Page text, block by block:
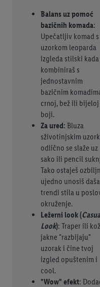
Balans uz pomoć
bazičnih komada:
Upečatljiv komad s
uzorkom leoparda
izgleda stilski
kombiniraš s
jednostavnim
bazičnim
crnoj, bež ili bijeloj
boji.
Za ured: Bluza
sživotinjskim
odlično se slaže uz
sako ili pencil
Tako ostaješ
ujedno unosiš
trendi stila u
okruženje.
Ležerni look (
Look): Traper ili
jakne "razbijaju"
uzorak i čine tvoj
izgled opuštenim i
cool.
"Wow" efekt: